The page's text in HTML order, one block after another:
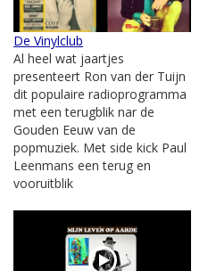
De Vinylclub
Al heel wat jaartjes
presenteert Ron van der Tuijn
dit populaire radioprogramma
met een terugblik nar de
Gouden Eeuw van de
popmuziek. Met side kick Paul
Leenmans een terug en
vooruitblik